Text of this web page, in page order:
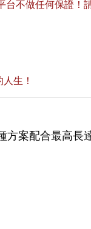
不做任何保證！
生！
案配合最高長